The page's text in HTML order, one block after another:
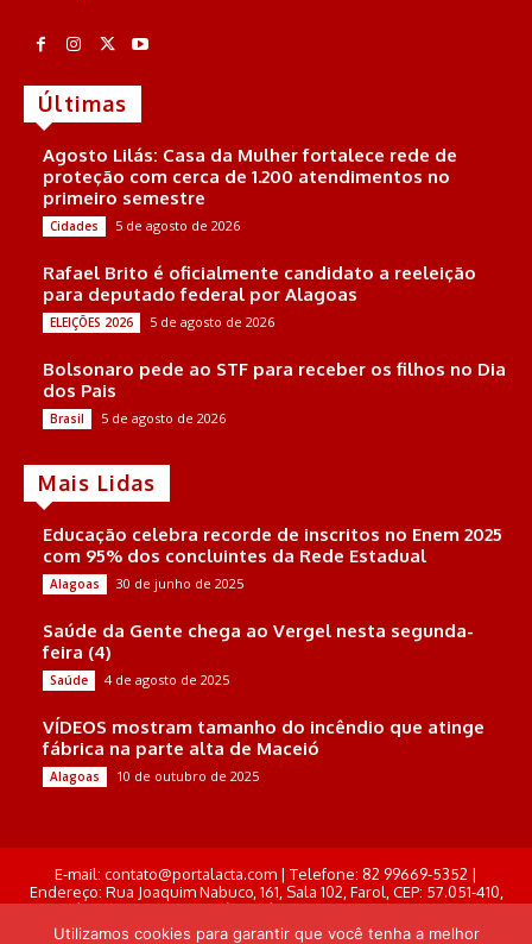
Últimas
Agosto Lilás: Casa da Mulher fortalece rede de
proteção com cerca de 1.200 atendimentos no
primeiro semestre
Cidades 5 de agosto de 2026
Rafael Brito é oficialmente candidato a reeleição
para deputado federal por Alagoas
ELEIÇÕES 2026 5 de agosto de 2026
Bolsonaro pede ao STF para receber os filhos no Dia
dos Pais
Brasil 5 de agosto de 2026
Mais Lidas
Educação celebra recorde de inscritos no Enem 2025
com 95% dos concluintes da Rede Estadual
Alagoas 30 de junho de 2025
Saúde da Gente chega ao Vergel nesta segunda-
feira (4)
Saúde 4 de agosto de 2025
VÍDEOS mostram tamanho do incêndio que atinge
fábrica na parte alta de Maceió
Alagoas 10 de outubro de 2025
E-mail: contato@portalacta.com | Telefone: 82 99669-5352 |
Endereço: Rua Joaquim Nabuco, 161, Sala 102, Farol, CEP: 57.051-410,
Maceió, Alagoas . Responsável Técnico: Derek Gustavo de Morais
Pereira
Utilizamos cookies para garantir que você tenha a melhor